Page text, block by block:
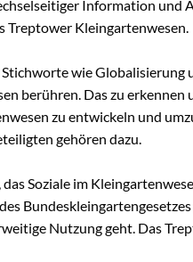
Information
Treptower Kleingartenwesen.
wie Globalisierung
berühren. Das zu
zu entwickeln und
gehören dazu.
Soziale im
Nutzung geht. Das